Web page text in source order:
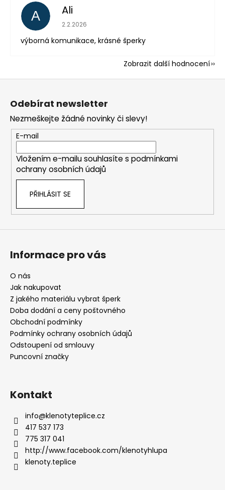
A Ali
Hodnocení obchodu je 5 z 5 hvězdiček.
2.2.2026
výborná komunikace, krásné šperky
Zobrazit další hodnocení
Z
Odebírat newsletter
Nezmeškejte žádné novinky či slevy!
E-mail
Vložením e-mailu souhlasíte s podmínkami
ochrany osobních údajů
PŘIHLÁSIT SE
Informace pro vás
O nás
Jak nakupovat
Z jakého materiálu vybrat šperk
Doba dodání a ceny poštovného
Obchodní podmínky
Podmínky ochrany osobních údajů
Odstoupení od smlouvy
Puncovní značky
Kontakt
info@klenotyteplice.cz
417 537 173
775 317 041
http://www.facebook.com/klenotyhlupa
klenoty.teplice